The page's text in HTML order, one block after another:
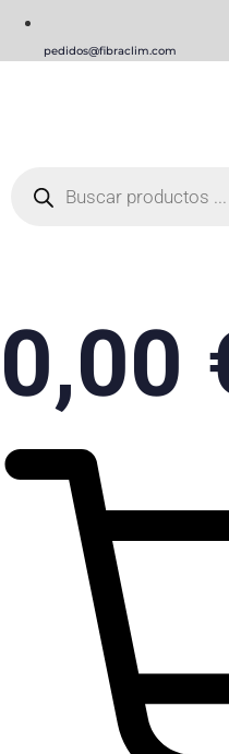
pedidos@fibraclim.com
productos
0,00